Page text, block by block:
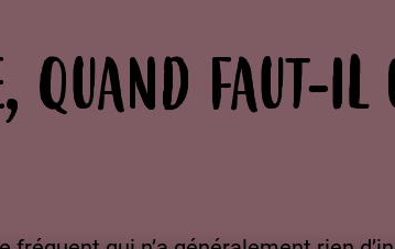
QUAND FAUT-IL